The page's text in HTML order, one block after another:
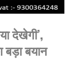
देखेगी’,
बयान